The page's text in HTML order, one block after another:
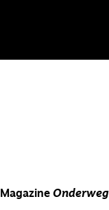
Magazine Onderweg